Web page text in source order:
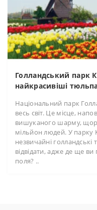
Голландський парк
найкрасивіші
Національний парк
весь світ. Це місце,
вишуканого шарму,
мільйон людей. У парку
незвичайні
відвідати, адже де ще
поля? ..